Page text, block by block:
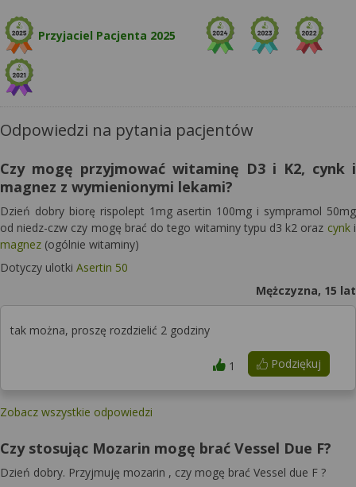
Przyjaciel Pacjenta 2025
Odpowiedzi na pytania pacjentów
Czy mogę przyjmować witaminę D3 i K2, cynk i
magnez z wymienionymi lekami?
Dzień dobry biorę rispolept 1mg asertin 100mg i sympramol 50mg
od niedz-czw czy mogę brać do tego witaminy typu d3 k2 oraz cynki
magnez (ogólnie witaminy)
Dotyczy ulotki Asertin 50
Mężczyzna, 15 lat
tak można, proszę rozdzielić 2 godziny
Podziękuj
1
Zobacz wszystkie odpowiedzi
Czy stosując Mozarin mogę brać Vessel Due F?
Dzień dobry. Przyjmuję mozarin , czy mogę brać Vessel due F ?